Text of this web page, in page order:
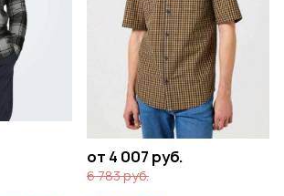
от 4 007 руб.
6 783 руб.